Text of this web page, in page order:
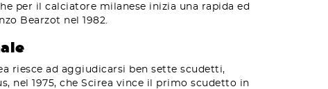
per il calciatore milanese inizia una rapida ed
Bearzot nel 1982.
riesce ad aggiudicarsi ben sette scudetti,
nel 1975, che Scirea vince il primo scudetto in